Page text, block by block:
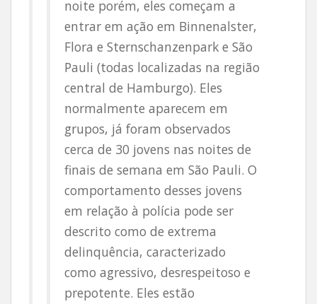
noite porém, eles começam a
entrar em ação em Binnenalster,
Flora e Sternschanzenpark e São
Pauli (todas localizadas na região
central de Hamburgo). Eles
normalmente aparecem em
grupos, já foram observados
cerca de 30 jovens nas noites de
finais de semana em São Pauli. O
comportamento desses jovens
em relação à polícia pode ser
descrito como de extrema
delinquência, caracterizado
como agressivo, desrespeitoso e
prepotente. Eles estão